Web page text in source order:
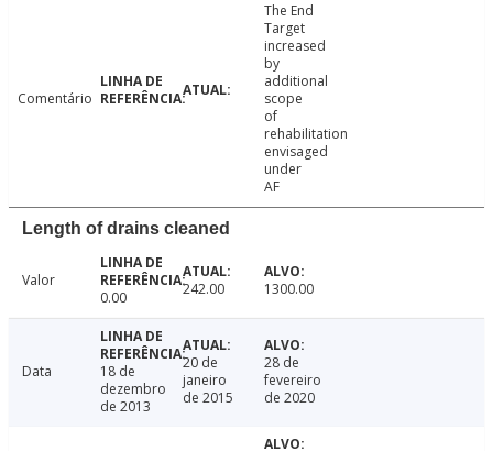
Comentário
The End
Target
increased
by
additional
scope
of
rehabilitation
envisaged
under
AF
Length of drains cleaned
Valor
0.00
242.00 1300.00
Data
18 de
dezembro
de 2013
20 de
janeiro
de 2015
28 de
fevereiro
de 2020